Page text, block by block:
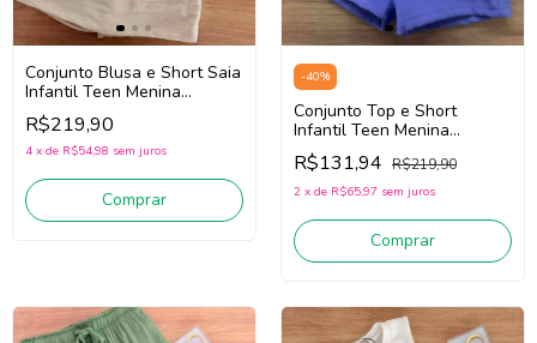
Conjunto Blusa e Short Saia
Infantil Teen Menina
Vic.Vicky 96845 (Off
White/Bege Claro)
R$219,90
4 x de R$54,98 sem juros
Comprar
-40%
Conjunto Top e Short
Infantil Teen Menina
Vic.Vicky 85329 (Off
White/Roxo)
R$131,94 R$219,90
2 x de R$65,97 sem juros
Comprar